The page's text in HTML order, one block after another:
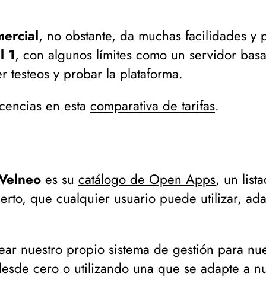
, no obstante, da muchas facilidades
1, con algunos límites como un servidor
testeos y probar la plataforma.
en esta comparativa de tarifas.
es su catálogo de Open Apps, un
que cualquier usuario puede utilizar,
nuestro propio sistema de gestión para
cero o utilizando una que se adapte a